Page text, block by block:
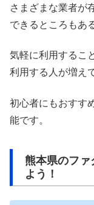
さまざまな業者が
できるところもあ
気軽に利用するこ
利用する人が増え
初心者にもおすす
能です。
熊本県のフ
よう！